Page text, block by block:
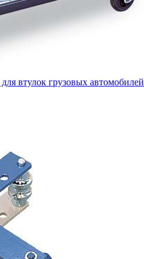
втулок грузовых автомобилей